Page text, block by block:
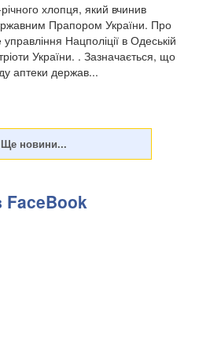
хлопця, який вчинив
Прапором України. Про
Нацполіції в Одеській
України. . Зазначається, що
аптеки держав...
FaceBook